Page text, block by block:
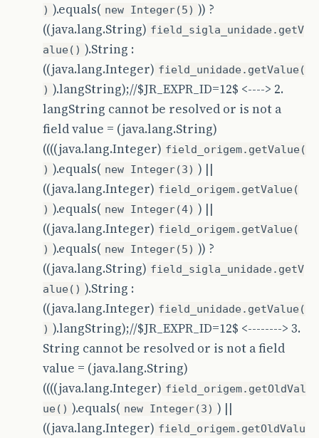
) ).equals( new Integer(5) )) ?
((java.lang.String) field_sigla_unidade.getV
alue() ).String :
((java.lang.Integer) field_unidade.getValue(
) ).langString);//$JR_EXPR_ID=12$ <----> 2.
langString cannot be resolved or is not a
field value = (java.lang.String)
((((java.lang.Integer) field_origem.getValue(
) ).equals( new Integer(3) ) ||
((java.lang.Integer) field_origem.getValue(
) ).equals( new Integer(4) ) ||
((java.lang.Integer) field_origem.getValue(
) ).equals( new Integer(5) )) ?
((java.lang.String) field_sigla_unidade.getV
alue() ).String :
((java.lang.Integer) field_unidade.getValue(
) ).langString);//$JR_EXPR_ID=12$ <--------> 3.
String cannot be resolved or is not a field
value = (java.lang.String)
((((java.lang.Integer) field_origem.getOldVal
ue() ).equals( new Integer(3) ) ||
((java.lang.Integer) field_origem.getOldValu